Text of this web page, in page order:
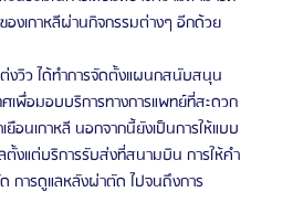
องเกาหลีผ่านกิจกรรมต่างๆ อีกด้วย
งวิว ได้ทำการจัดตั้งแผนกสนับสนุน
ศเพื่อมอบบริการทางการแพทย์ที่สะดวก
อนเกาหลี นอกจากนี้ยังเป็นการให้แบบ
งแต่บริการรับส่งที่สนามบิน การให้คำ
การดูแลหลังผ่าตัด ไปจนถึงการ